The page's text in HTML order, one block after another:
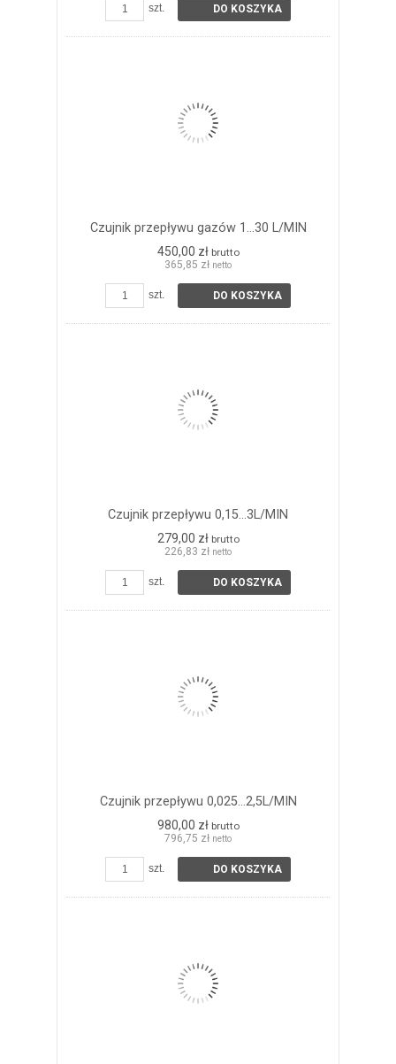
szt. DO KOSZYKA
Czujnik przepływu gazów 1...30 L/MIN
450,00 zł brutto
365,85 zł netto
szt. DO KOSZYKA
Czujnik przepływu 0,15...3L/MIN
279,00 zł brutto
226,83 zł netto
szt. DO KOSZYKA
Czujnik przepływu 0,025...2,5L/MIN
980,00 zł brutto
796,75 zł netto
szt. DO KOSZYKA